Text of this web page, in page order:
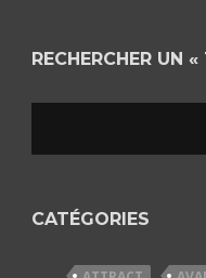
RECHERCHER UN
CATÉGORIES